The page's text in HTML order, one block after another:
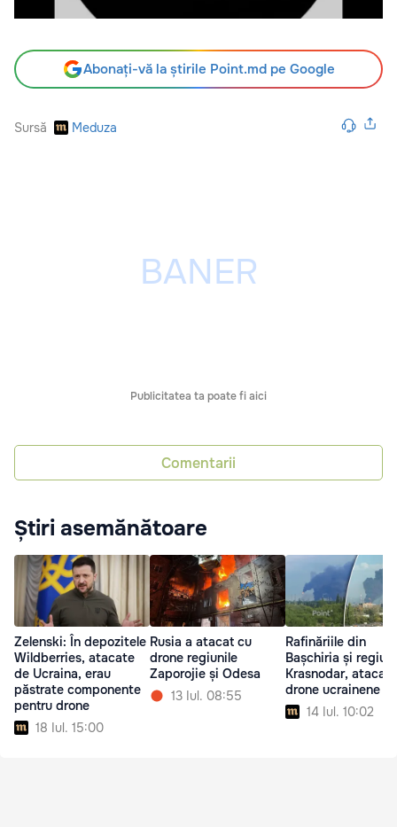
Abonați-vă la știrile Point.md pe Google
Sursă Meduza
Publicitatea ta poate fi aici
Comentarii
Știri asemănătoare
Zelenski: În depozitele
Wildberries, atacate
de Ucraina, erau
păstrate componente
pentru drone
18 Iul. 15:00
Rusia a atacat cu
drone regiunile
Zaporojie și Odesa
13 Iul. 08:55
Rafinăriile din
Bașchiria și
Krasnodar,
drone ucrainene
14 Iul. 10:02